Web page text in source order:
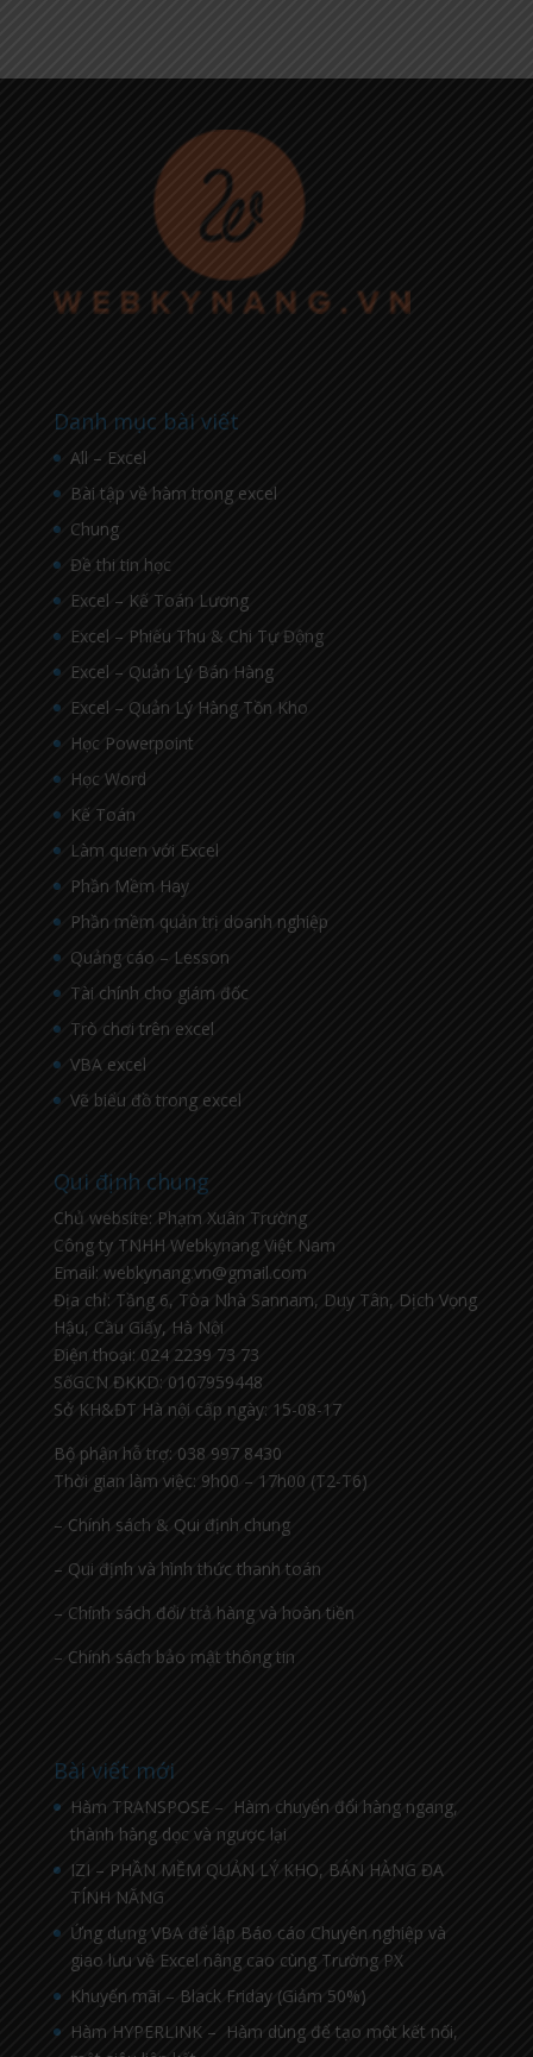
Danh mục bài viết
All – Excel
Bài tập về hàm trong excel
Chung
Đề thi tin học
Excel – Kế Toán Lương
Excel – Phiếu Thu & Chi Tự Động
Excel – Quản Lý Bán Hàng
Excel – Quản Lý Hàng Tồn Kho
Học Powerpoint
Học Word
Kế Toán
Làm quen với Excel
Phần Mềm Hay
Phần mềm quản trị doanh nghiệp
Quảng cáo – Lesson
Tài chính cho giám đốc
Trò chơi trên excel
VBA excel
Vẽ biểu đồ trong excel
Qui định chung
Chủ website: Phạm Xuân Trường
Công ty TNHH Webkynang Việt Nam
Email: webkynang.vn@gmail.com
Địa chỉ: Tầng 6, Tòa Nhà Sannam, Duy Tân, Dịch Vọng
Hậu, Cầu Giấy, Hà Nội
Điện thoại: 024 2239 73 73
SốGCN ĐKKD: 0107959448
Sở KH&ĐT Hà nội cấp ngày: 15-08-17
Bộ phận hỗ trợ: 038 997 8430
Thời gian làm việc: 9h00 – 17h00 (T2-T6)
– Chính sách & Qui định chung
– Qui định và hình thức thanh toán
– Chính sách đổi/ trả hàng và hoàn tiền
– Chính sách bảo mật thông tin
Bài viết mới
Hàm TRANSPOSE – Hàm chuyển đổi hàng ngang,
thành hàng dọc và ngược lại
IZI – PHẦN MỀM QUẢN LÝ KHO, BÁN HÀNG ĐA
TÍNH NĂNG
Ứng dụng VBA để lập Báo cáo Chuyên nghiệp và
giao lưu về Excel nâng cao cùng Trường PX
Khuyến mãi – Black Friday (Giảm 50%)
Hàm HYPERLINK – Hàm dùng để tạo một kết nối,